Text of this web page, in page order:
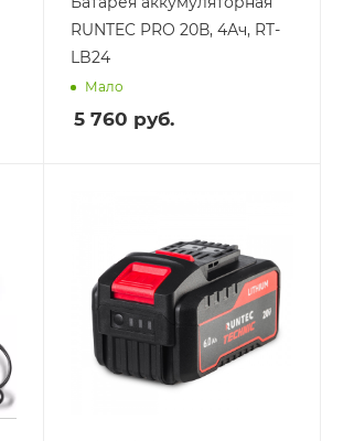
RUNTEC PRO 20В, 4Ач, RT-
LB24
Мало
5 760 руб.